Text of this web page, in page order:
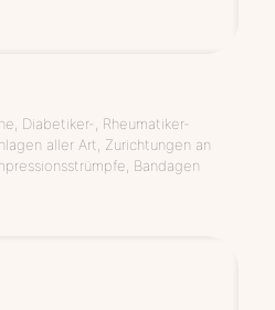
Diabetiker-, Rheumatiker-
aller Art, Zurichtungen an
Bandagen